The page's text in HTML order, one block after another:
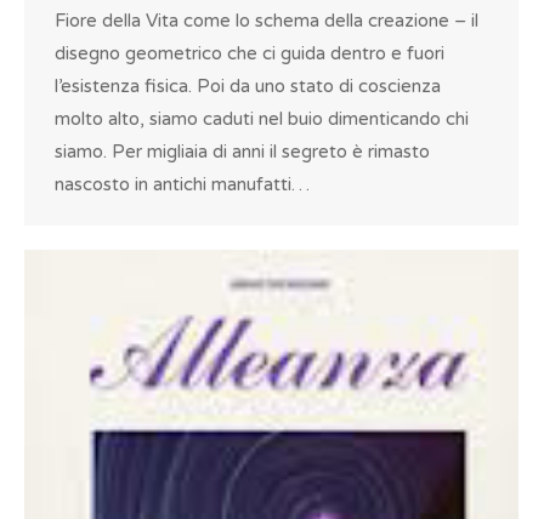
Fiore della Vita come lo schema della creazione – il
disegno geometrico che ci guida dentro e fuori
l’esistenza fisica. Poi da uno stato di coscienza
molto alto, siamo caduti nel buio dimenticando chi
siamo. Per migliaia di anni il segreto è rimasto
nascosto in antichi manufatti…